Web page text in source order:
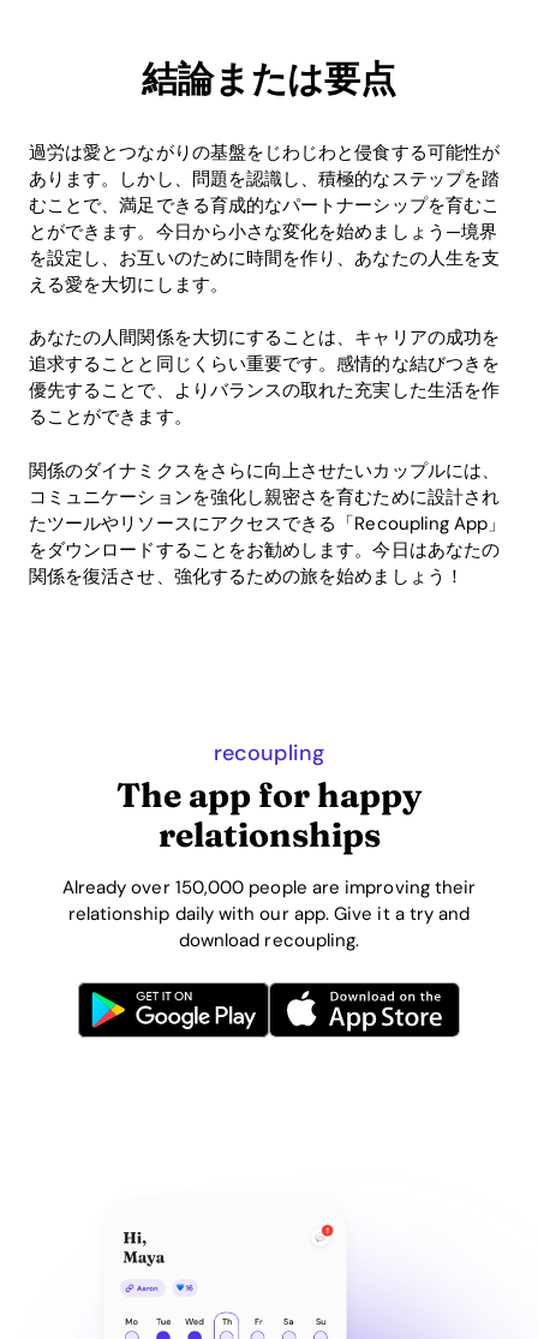
結論または要点
過労は愛とつながりの基盤をじわじわと侵食する可能性が
あります。しかし、問題を認識し、積極的なステップを踏
むことで、満足できる育成的なパートナーシップを育むこ
とができます。今日から小さな変化を始めましょう—境界
を設定し、お互いのために時間を作り、あなたの人生を支
える愛を大切にします。
あなたの人間関係を大切にすることは、キャリアの成功を
追求することと同じくらい重要です。感情的な結びつきを
優先することで、よりバランスの取れた充実した生活を作
ることができます。
関係のダイナミクスをさらに向上させたいカップルには、
コミュニケーションを強化し親密さを育むために設計され
たツールやリソースにアクセスできる「Recoupling App」
をダウンロードすることをお勧めします。今日はあなたの
関係を復活させ、強化するための旅を始めましょう！
recoupling
The app for happy
relationships
Already over 150,000 people are improving their
relationship daily with our app. Give it a try and
download recoupling.